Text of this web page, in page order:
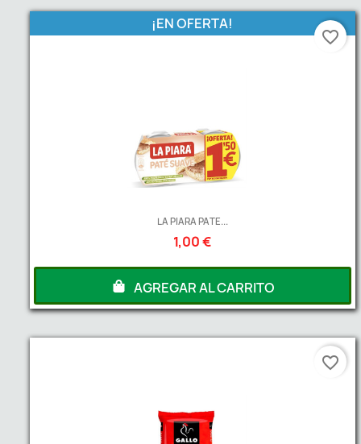
LA PIARA PATE...
1,00 €
¡EN OFERTA!
AGREGAR AL CARRITO
favorite_border
favorite_border